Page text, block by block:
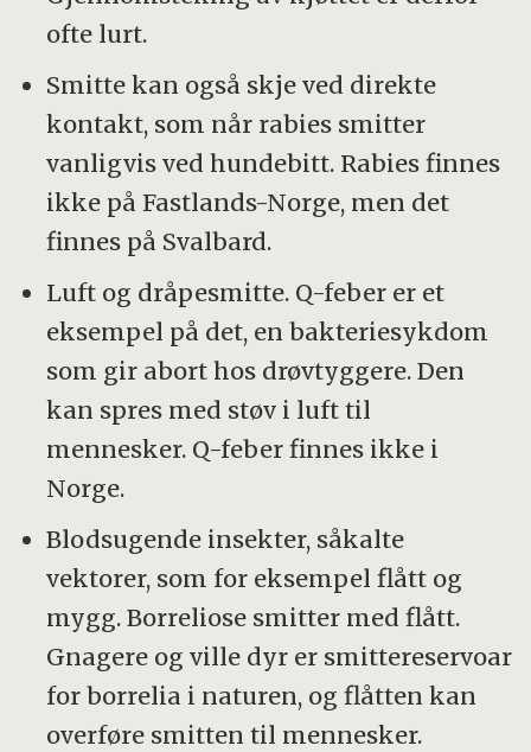
ofte lurt.
Smitte kan også skje ved direkte
kontakt, som når rabies smitter
vanligvis ved hundebitt. Rabies finnes
ikke på Fastlands-Norge, men det
finnes på Svalbard.
Luft og dråpesmitte. Q-feber er et
eksempel på det, en bakteriesykdom
som gir abort hos drøvtyggere. Den
kan spres med støv i luft til
mennesker. Q-feber finnes ikke i
Norge.
Blodsugende insekter, såkalte
vektorer, som for eksempel flått og
mygg. Borreliose smitter med flått.
Gnagere og ville dyr er smittereservoar
for borrelia i naturen, og flåtten kan
overføre smitten til mennesker.